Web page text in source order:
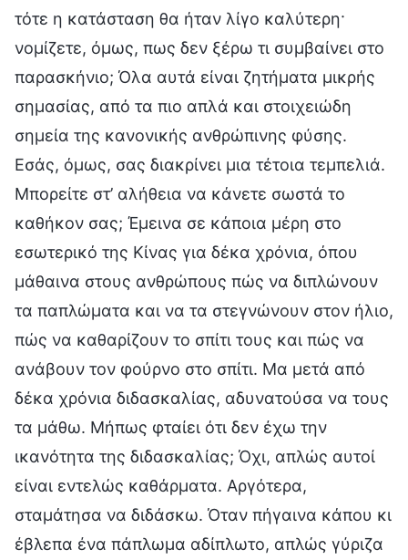
τότε η κατάσταση θα ήταν λίγο καλύτερη·
νομίζετε, όμως, πως δεν ξέρω τι συμβαίνει στο
παρασκήνιο; Όλα αυτά είναι ζητήματα μικρής
σημασίας, από τα πιο απλά και στοιχειώδη
σημεία της κανονικής ανθρώπινης φύσης.
Εσάς, όμως, σας διακρίνει μια τέτοια τεμπελιά.
Μπορείτε στ’ αλήθεια να κάνετε σωστά το
καθήκον σας; Έμεινα σε κάποια μέρη στο
εσωτερικό της Κίνας για δέκα χρόνια, όπου
μάθαινα στους ανθρώπους πώς να διπλώνουν
τα παπλώματα και να τα στεγνώνουν στον ήλιο,
πώς να καθαρίζουν το σπίτι τους και πώς να
ανάβουν τον φούρνο στο σπίτι. Μα μετά από
δέκα χρόνια διδασκαλίας, αδυνατούσα να τους
τα μάθω. Μήπως φταίει ότι δεν έχω την
ικανότητα της διδασκαλίας; Όχι, απλώς αυτοί
είναι εντελώς καθάρματα. Αργότερα,
σταμάτησα να διδάσκω. Όταν πήγαινα κάπου κι
έβλεπα ένα πάπλωμα αδίπλωτο, απλώς γύριζα